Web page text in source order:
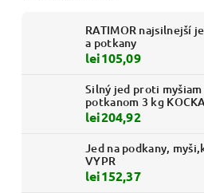
RATIMOR najsilnejší
a potkany
lei105,09
Silný jed proti myšiam
potkanom 3 kg
lei204,92
Jed na podkany,
VYPR
lei152,37